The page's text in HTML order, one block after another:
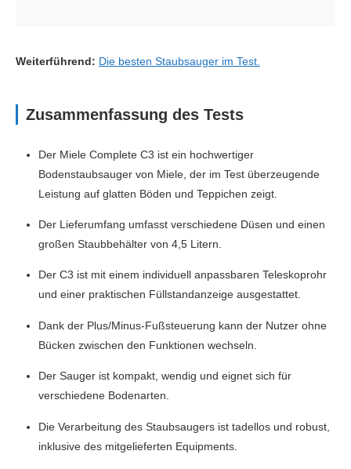
Weiterführend: Die besten Staubsauger im Test.
Zusammenfassung des Tests
Der Miele Complete C3 ist ein hochwertiger
Bodenstaubsauger von Miele, der im Test überzeugende
Leistung auf glatten Böden und Teppichen zeigt.
Der Lieferumfang umfasst verschiedene Düsen und einen
großen Staubbehälter von 4,5 Litern.
Der C3 ist mit einem individuell anpassbaren Teleskoprohr
und einer praktischen Füllstandanzeige ausgestattet.
Dank der Plus/Minus-Fußsteuerung kann der Nutzer ohne
Bücken zwischen den Funktionen wechseln.
Der Sauger ist kompakt, wendig und eignet sich für
verschiedene Bodenarten.
Die Verarbeitung des Staubsaugers ist tadellos und robust,
inklusive des mitgelieferten Equipments.